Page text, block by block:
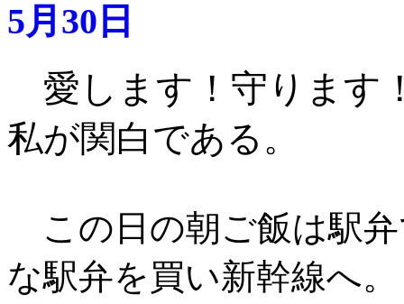
5月30日
愛します！守ります
私が関白である 。
この日の朝ご飯は駅
な駅弁を買い新幹線へ。